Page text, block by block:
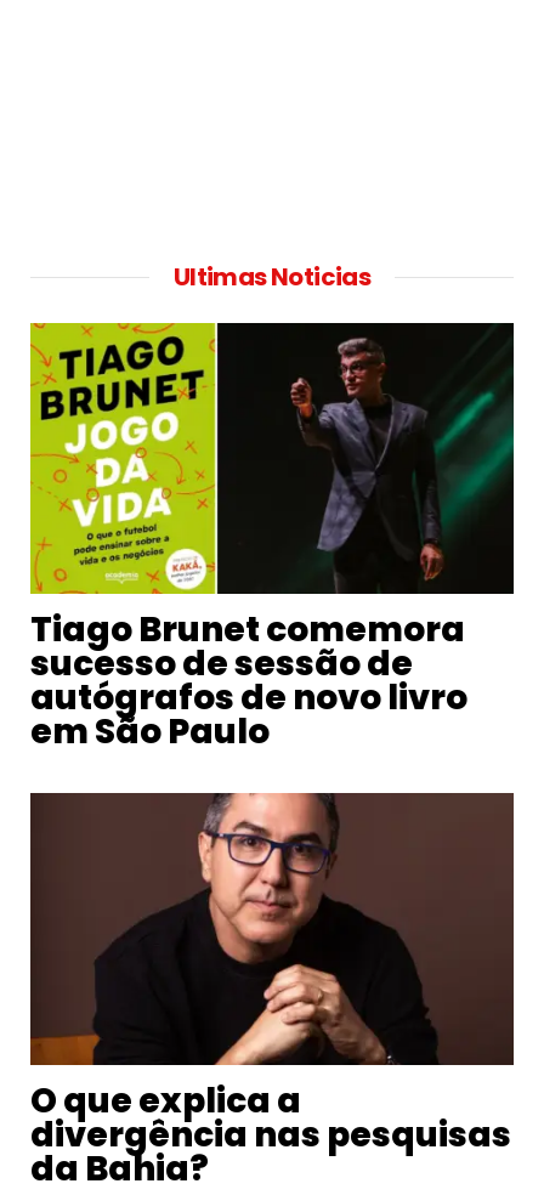
Ultimas Noticias
Tiago Brunet comemora
sucesso de sessão de
autógrafos de novo livro
em São Paulo
O que explica a
divergência nas pesquisas
da Bahia?